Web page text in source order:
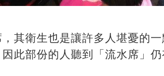
其衛生也是讓許多人堪憂的
此部份的人聽到「流水席」仍